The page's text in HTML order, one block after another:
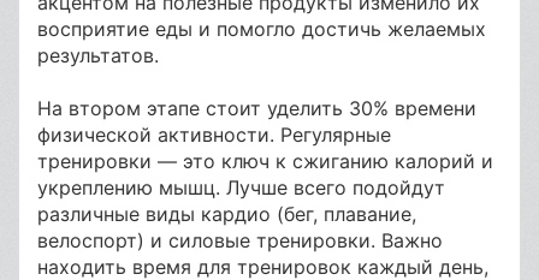
восприятие еды и помогло достичь желаемых
результатов.
На втором этапе стоит уделить 30% времени
физической активности. Регулярные
тренировки — это ключ к сжиганию калорий и
укреплению мышц. Лучше всего подойдут
различные виды кардио (бег, плавание,
велоспорт) и силовые тренировки. Важно
находить время для тренировок каждый день,